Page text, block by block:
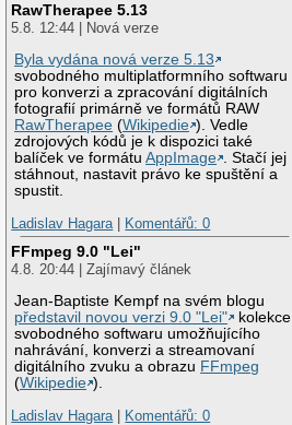
RawTherapee 5.13
5.8. 12:44 | Nová verze
Byla vydána nová verze 5.13
svobodného multiplatformního softwaru
pro konverzi a zpracování digitálních
fotografií primárně ve formátů RAW
RawTherapee (Wikipedie ). Vedle
zdrojových kódů je k dispozici také
balíček ve formátuAppImage . Stačí jej
stáhnout, nastavit právo ke spuštění a
spustit.
Ladislav Hagara
Komentářů: 0
FFmpeg 9.0 "Lei"
4.8. 20:44 | Zajímavý článek
Jean-Baptiste Kempf na svém blogu
představil novou verzi 9.0 "Lei"
kolekce
svobodného softwaru umožňujícího
nahrávání, konverzi a streamovaní
digitálního zvuku a obrazu FFmpeg
(Wikipedie ).
Ladislav Hagara
Komentářů: 0